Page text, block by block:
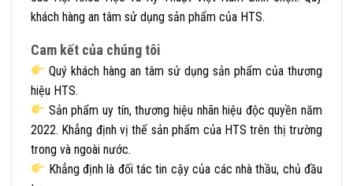
khách hàng an tâm sử dụng sản phẩm của HTS.
Cam kết của chúng tôi
Quý khách hàng an tâm sử dụng sản phẩm của thương
hiệu HTS.
Sản phẩm uy tín, thương hiệu nhãn hiệu độc quyền năm
2022. Khẳng định vị thế sản phẩm của HTS trên thị trường
trong và ngoài nước.
Khẳng định là đối tác tin cậy của các nhà thầu, chủ đầu